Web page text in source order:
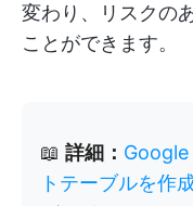
変わり、リスクの
ことができます。
📖 詳細： Google
トテーブルを作